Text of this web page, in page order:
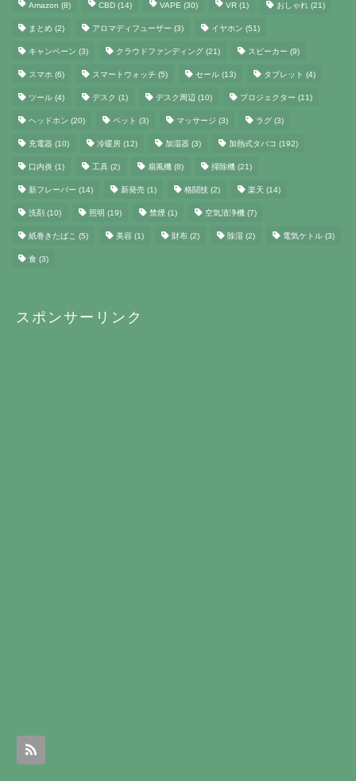
Amazon (8) CBD (14) VAPE (30) VR (1) おしゃれ (21)
まとめ (2) アロマディフューザー (3) イヤホン (51)
キャンペーン (3) クラウドファンディング (21) スピーカー (9)
スマホ (6) スマートウォッチ (5) セール (13) タブレット (4)
ツール (4) デスク (1) デスク周辺 (10) プロジェクター (11)
ヘッドホン (20) ペット (3) マッサージ (3) ラグ (3)
充電器 (10) 冷暖房 (12) 加湿器 (3) 加熱式タバコ (192)
口内炎 (1) 工具 (2) 扇風機 (8) 掃除機 (21)
新フレーバー (14) 新発売 (1) 格闘技 (2) 楽天 (14)
洗剤 (10) 照明 (19) 禁煙 (1) 空気清浄機 (7)
紙巻きたばこ (5) 美容 (1) 財布 (2) 除湿 (2) 電気ケトル (3)
食 (3)
スポンサーリンク